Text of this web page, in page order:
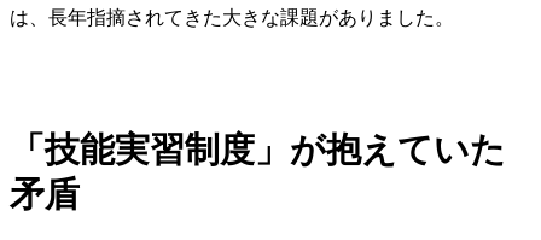
は、長年指摘されてきた大きな課題がありました。
「技能実習制度」が抱えていた
矛盾